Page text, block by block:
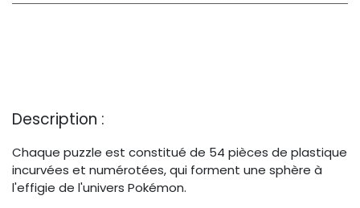
Description :
Chaque puzzle est constitué de 54 pièces de plastique
incurvées et numérotées, qui forment une sphère à
l'effigie de l'univers Pokémon.